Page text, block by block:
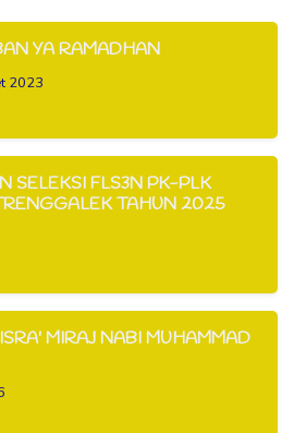
YA RAMADHAN
2023
SELEKSI FLS3N PK-PLK
TAHUN 2025
MIRAJ NABI MUHAMMAD